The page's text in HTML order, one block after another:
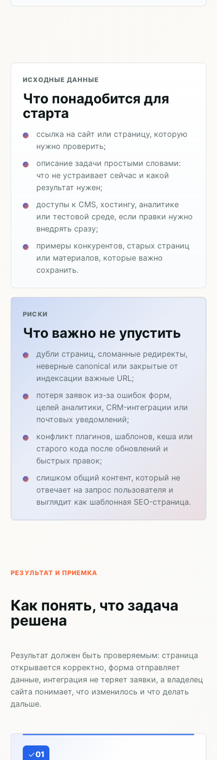
ИСХОДНЫЕ ДАННЫЕ
Что понадобится для
старта
ссылка на сайт или страницу, которую
нужно проверить;
описание задачи простыми словами:
что не устраивает сейчас и какой
результат нужен;
доступы к CMS, хостингу, аналитике
или тестовой среде, если правки нужно
внедрять сразу;
примеры конкурентов, старых страниц
или материалов, которые важно
сохранить.
РИСКИ
Что важно не упустить
дубли страниц, сломанные редиректы,
неверные canonical или закрытые от
индексации важные URL;
потеря заявок из-за ошибок форм,
целей аналитики, CRM-интеграции или
почтовых уведомлений;
конфликт плагинов, шаблонов, кеша или
старого кода после обновлений и
быстрых правок;
слишком общий контент, который не
отвечает на запрос пользователя и
выглядит как шаблонная SEO-страница.
РЕЗУЛЬТАТ И ПРИЕМКА
Как понять, что задача
решена
Результат должен быть проверяемым: страница
открывается корректно, форма отправляет
данные, интеграция не теряет заявки, а владелец
сайта понимает, что изменилось и что делать
дальше.
01